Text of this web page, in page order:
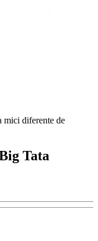
mici diferente de
Tata